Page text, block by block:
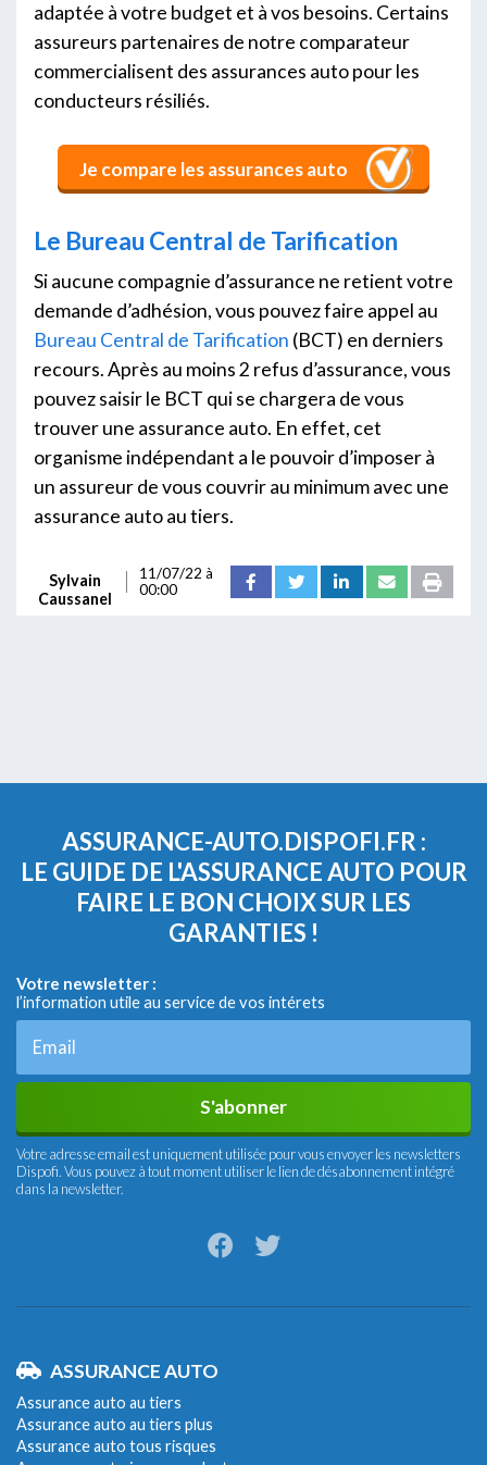
adaptée à votre budget et à vos besoins. Certains
assureurs partenaires de notre comparateur
commercialisent des assurances auto pour les
conducteurs résiliés.
Je compare les assurances auto
Le Bureau Central de Tarification
Si aucune compagnie d’assurance ne retient votre
demande d’adhésion, vous pouvez faire appel au
Bureau Central de Tarification (BCT) en derniers
recours. Après au moins 2 refus d’assurance, vous
pouvez saisir le BCT qui se chargera de vous
trouver une assurance auto. En effet, cet
organisme indépendant a le pouvoir d’imposerà
un assureur de vous couvrir au minimum avec une
assurance auto au tiers.
Sylvain
Caussanel
11/07/22 à
00:00
ASSURANCE-AUTO.DISPOFI.FR :
LE GUIDE DE L'ASSURANCE AUTO POUR
FAIRE LE BON CHOIX SUR LES
GARANTIES !
Votre newsletter :
l’information utile au service de vos intérets
S'abonner
Votre adresse email est uniquement utilisée pour vous envoyer les newsletters
Dispofi. Vous pouvez à tout moment utiliser le lien de désabonnement intégré
dans la newsletter.
ASSURANCE AUTO
Assurance auto au tiers
Assurance auto au tiers plus
Assurance auto tous risques